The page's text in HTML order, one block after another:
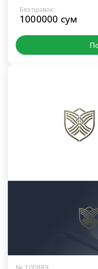
Без правок:
1000000 сум